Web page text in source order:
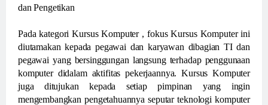
dan Pengetikan
Pada kategori Kursus Komputer , fokus Kursus Komputer ini
diutamakan kepada pegawai dan karyawan dibagian TI dan
pegawai yang bersinggungan langsung terhadap penggunaan
komputer didalam aktifitas pekerjaannya. Kursus Komputer
juga ditujukan kepada setiap pimpinan yang ingin
mengembangkan pengetahuannya seputar teknologi komputer